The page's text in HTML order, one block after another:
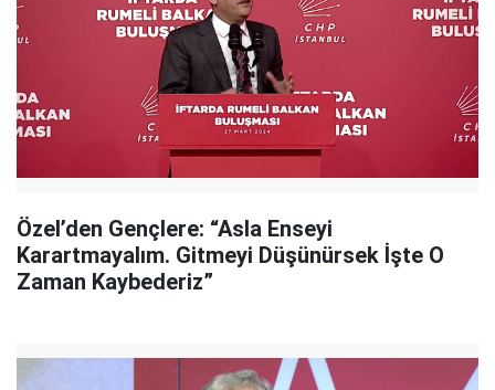
Özel’den Gençlere: “Asla Enseyi
Karartmayalım. Gitmeyi Düşünürsek İşte O
Zaman Kaybederiz”